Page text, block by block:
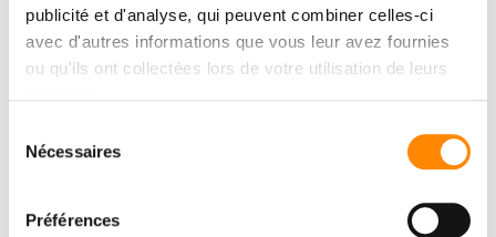
publicité et d'analyse, qui peuvent combiner celles-ci
avec d'autres informations que vous leur avez fournies
ou qu'ils ont collectées lors de votre utilisation de leurs
Nécessaires
Préférences